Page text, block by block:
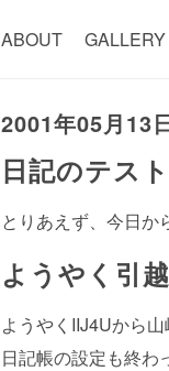
ABOUT GALLERY
2001年05月13
日記のテスト
とりあえず、今日か
ようやく引
ようやくIIJ4Uから
日記帳の設定も終わ